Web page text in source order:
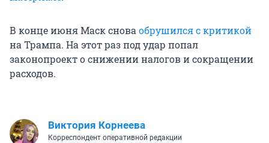
В конце июня Маск сноваобрушился с критикой
на Трампа. На этот раз под удар попал
законопроект о снижении налогов и сокращении
расходов.
Виктория Корнеева
Корреспондент оперативной редакции